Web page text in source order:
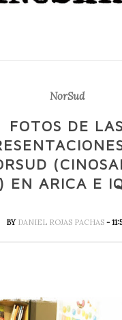
NorSud
FOTOS DE LAS
EN ARICA E
BY DANIEL ROJAS PACHAS-